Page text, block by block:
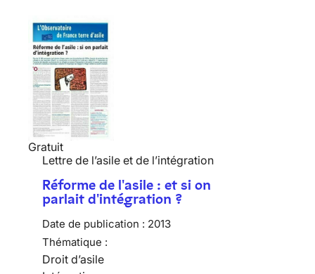
Gratuit
Lettre de l’asile et de l’intégration
Réforme de l'asile : et si on
parlait d'intégration ?
Date de publication : 2013
Thématique :
Droit d’asile